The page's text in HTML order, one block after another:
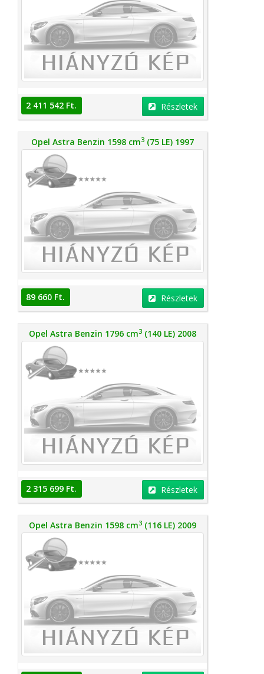
2 411 542 Ft. Részletek
Opel Astra Benzin 1598 cm3 (75 LE) 1997
89 660 Ft. Részletek
Opel Astra Benzin 1796 cm3 (140 LE) 2008
2 315 699 Ft. Részletek
Opel Astra Benzin 1598 cm3 (116 LE) 2009